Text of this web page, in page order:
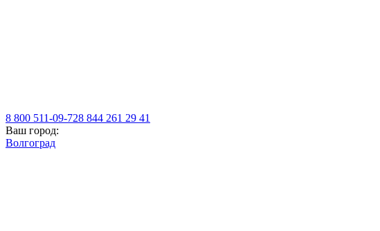
8 800 511-09-728 844 261 29 41
Ваш город:
Волгоград